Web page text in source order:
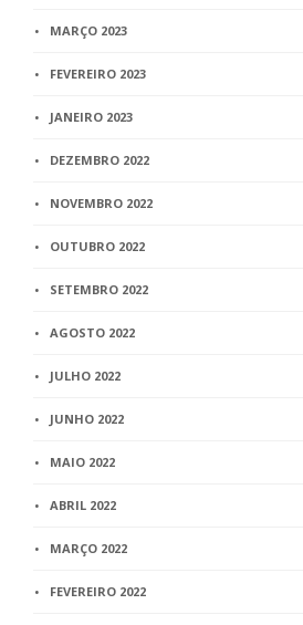
MARÇO 2023
FEVEREIRO 2023
JANEIRO 2023
DEZEMBRO 2022
NOVEMBRO 2022
OUTUBRO 2022
SETEMBRO 2022
AGOSTO 2022
JULHO 2022
JUNHO 2022
MAIO 2022
ABRIL 2022
MARÇO 2022
FEVEREIRO 2022